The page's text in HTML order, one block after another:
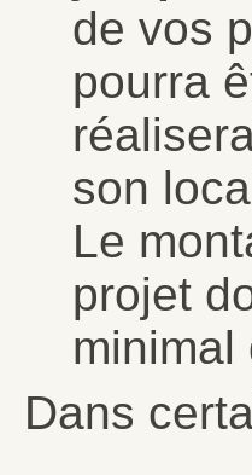
de vos
pourra
son
Le
projet
minimal
Dans